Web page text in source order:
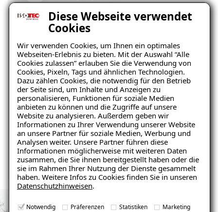
Diese Webseite verwendet
Cookies
Wir verwenden Cookies, um Ihnen ein optimales
Webseiten-Erlebnis zu bieten. Mit der Auswahl “Alle
Cookies zulassen” erlauben Sie die Verwendung von
Cookies, Pixeln, Tags und ähnlichen Technologien.
Dazu zählen Cookies, die notwendig für den Betrieb
der Seite sind, um Inhalte und Anzeigen zu
personalisieren, Funktionen für soziale Medien
anbieten zu können und die Zugriffe auf unsere
Website zu analysieren. Außerdem geben wir
Informationen zu Ihrer Verwendung unserer Website
an unsere Partner für soziale Medien, Werbung und
Analysen weiter. Unsere Partner führen diese
Informationen möglicherweise mit weiteren Daten
zusammen, die Sie ihnen bereitgestellt haben oder die
sie im Rahmen Ihrer Nutzung der Dienste gesammelt
haben. Weitere Infos zu Cookies finden Sie in unseren
Datenschutzhinweisen.
Notwendig Präferenzen Statistiken Marketing
Schimmelpilzbefall
Umweltfreundlich, ökologischer
Behagliches Raumklima durch
klimaregulierende Wirkung
Wertsteigerung der Immobilie
Schnelle Nutzung als Wohnraum
Nicht brennbar
Ratgeber „Schimmel“
– jetzt kostenlos erhalten!
E-Mail eingeben